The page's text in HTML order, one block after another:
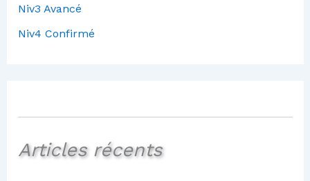
Niv3 Avancé
Niv4 Confirmé
Articles récents